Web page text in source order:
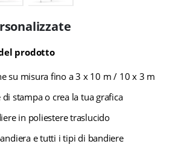
prodotto
su misura fino a 3 x 10 m / 10 x 3 m
stampa o crea la tua grafica
in poliestere traslucido
e tutti i tipi di bandiere